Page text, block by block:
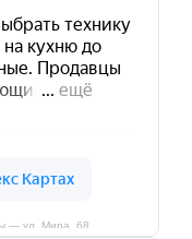
— ул. Мира, 68